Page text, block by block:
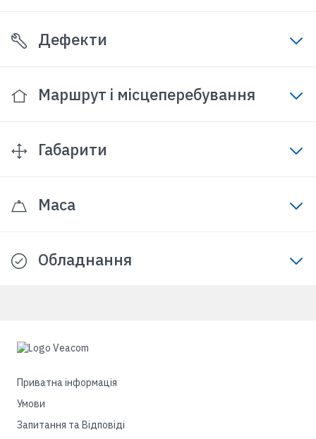
Дефекти
Маршрут і місцеперебування
Габарити
Маса
Обладнання
Приватна інформація
Умови
Запитання та Відповіді